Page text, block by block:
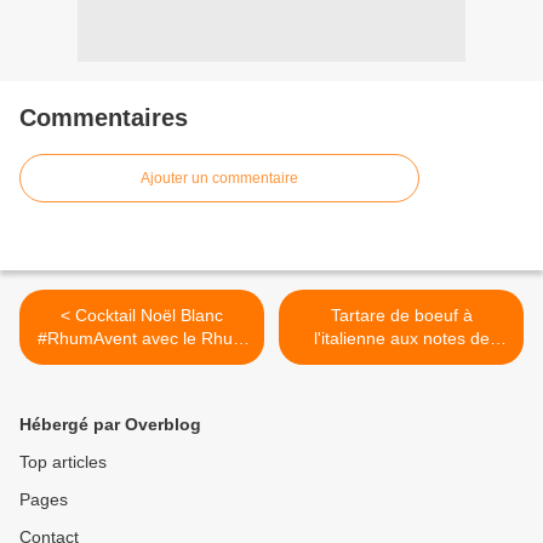
Commentaires
Ajouter un commentaire
< Cocktail Noël Blanc
#RhumAvent avec le Rhum
Aluna Coconut
Tartare de boeuf à
l'italienne aux notes de
truffes #RhumAvent avec le
Hébergé par Overblog
Top articles
Pages
Contact